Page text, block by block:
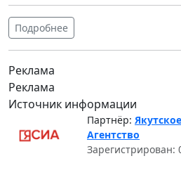
Подробнее
Реклама
Реклама
Источник информации
Партнёр:
Агентство
Зарегистрирован: